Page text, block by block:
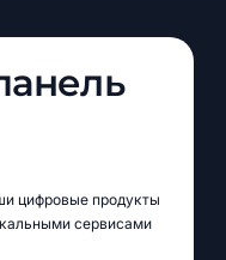
цифровые продукты
сервисами